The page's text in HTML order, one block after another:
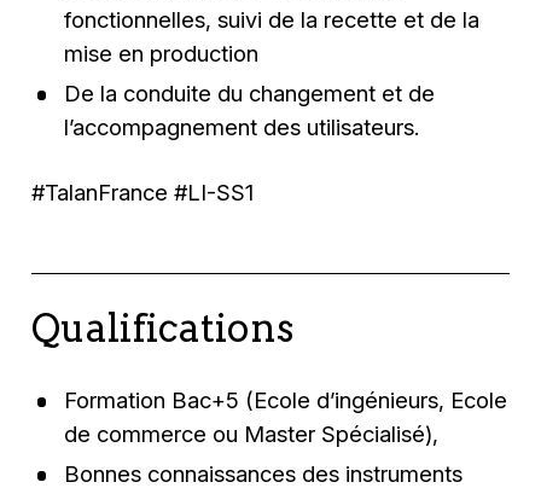
fonctionnelles, suivi de la recette et de la
mise en production
De la conduite du changement et de
l’accompagnement des utilisateurs.
#TalanFrance #LI-SS1
Qualifications
Formation Bac+5 (Ecole d’ingénieurs, Ecole
de commerce ou Master Spécialisé),
Bonnes connaissances des instruments